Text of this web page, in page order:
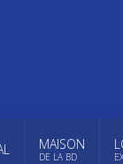
MAISON
DE LA BD